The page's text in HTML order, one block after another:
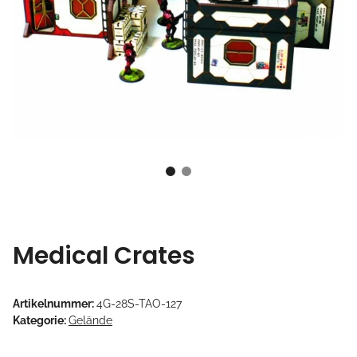
Medical Crates
Artikelnummer:4G-28S-TAO-127
Kategorie:Gelände